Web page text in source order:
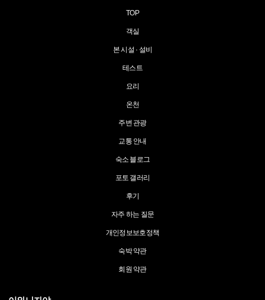
TOP
객실
본 시설 · 설비
테스트
요리
온천
주변 관광
교통 안내
숙소 블로그
포토 갤러리
후기
자주 하는 질문
개인정보보호정책
숙박 약관
회원 약관